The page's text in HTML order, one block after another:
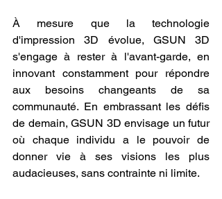
À mesure que la technologie
d'impression 3D évolue, GSUN 3D
s'engage à rester à l'avant-garde, en
innovant constamment pour répondre
aux besoins changeants de sa
communauté. En embrassant les défis
de demain, GSUN 3D envisage un futur
où chaque individu a le pouvoir de
donner vie à ses visions les plus
audacieuses, sans contrainte ni limite.